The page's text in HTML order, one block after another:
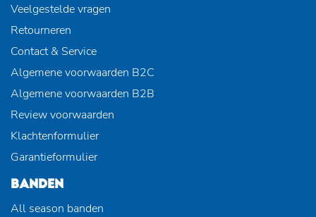
Veelgestelde vragen
Retourneren
Contact & Service
Algemene voorwaarden B2C
Algemene voorwaarden B2B
Review voorwaarden
Klachtenformulier
Garantieformulier
BANDEN
All season banden